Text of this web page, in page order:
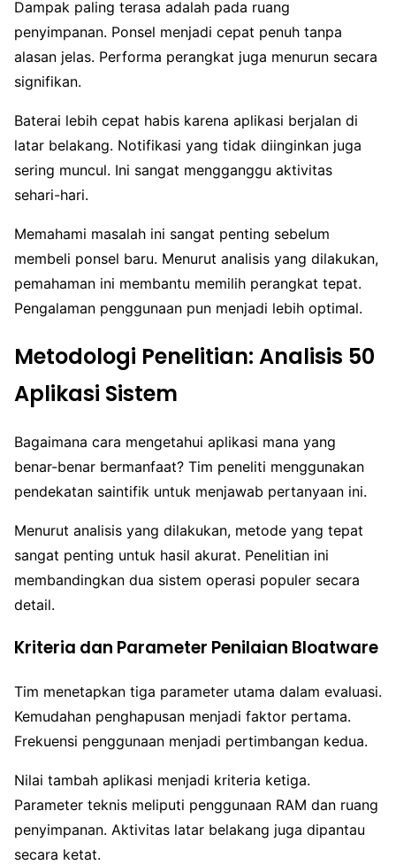
Dampak paling terasa adalah pada ruang
penyimpanan. Ponsel menjadi cepat penuh tanpa
alasan jelas. Performa perangkat juga menurun secara
signifikan.
Baterai lebih cepat habis karena aplikasi berjalan di
latar belakang. Notifikasi yang tidak diinginkan juga
sering muncul. Ini sangat mengganggu aktivitas
sehari-hari.
Memahami masalah ini sangat penting sebelum
membeli ponsel baru. Menurut analisis yang dilakukan,
pemahaman ini membantu memilih perangkat tepat.
Pengalaman penggunaan pun menjadi lebih optimal.
Metodologi Penelitian: Analisis 50
Aplikasi Sistem
Bagaimana cara mengetahui aplikasi mana yang
benar-benar bermanfaat? Tim peneliti menggunakan
pendekatan saintifik untuk menjawab pertanyaan ini.
Menurut analisis yang dilakukan, metode yang tepat
sangat penting untuk hasil akurat. Penelitian ini
membandingkan dua sistem operasi populer secara
detail.
Kriteria dan Parameter Penilaian Bloatware
Tim menetapkan tiga parameter utama dalam evaluasi.
Kemudahan penghapusan menjadi faktor pertama.
Frekuensi penggunaan menjadi pertimbangan kedua.
Nilai tambah aplikasi menjadi kriteria ketiga.
Parameter teknis meliputi penggunaan RAM dan ruang
penyimpanan. Aktivitas latar belakang juga dipantau
secara ketat.